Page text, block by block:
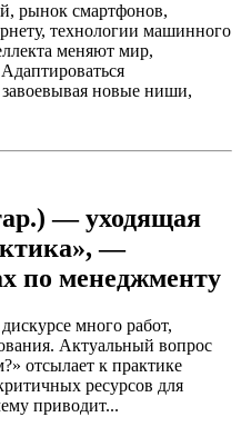
рынок смартфонов,
технологии машинного
меняют мир,
новые ниши,
— уходящая
—
по менеджменту
много работ,
Актуальный вопрос
отсылает к практике
ресурсов для
приводит...